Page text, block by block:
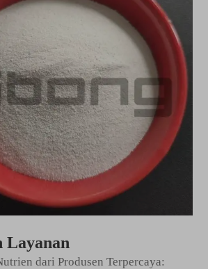
Layanan
dari Produsen Terpercaya: